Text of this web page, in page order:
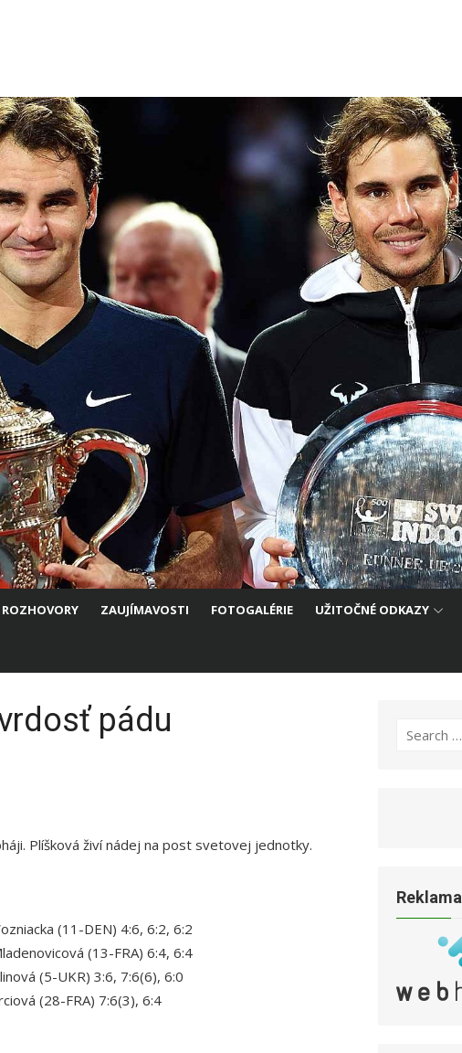
ROZHOVORY ZAUJÍMAVOSTI FOTOGALÉRIE UŽITOČNÉ ODKAZY
pádu
Plíšková živí nádej na post svetovej jednotky.
(11-DEN) 4:6, 6:2, 6:2
(13-FRA) 6:4, 6:4
(5-UKR) 3:6, 7:6(6), 6:0
(28-FRA) 7:6(3), 6:4
Search
Reklama